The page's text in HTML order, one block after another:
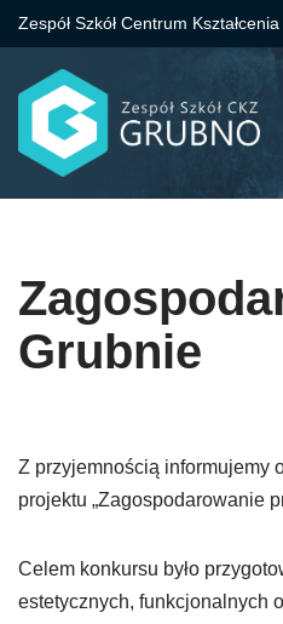
Przejdź
do
treści
Zespół Szkół Centrum
Grubnie
Z przyjemnością informujemy
projektu „Zagospodarowanie
Celem konkursu było
estetycznych, funkcjonalnych